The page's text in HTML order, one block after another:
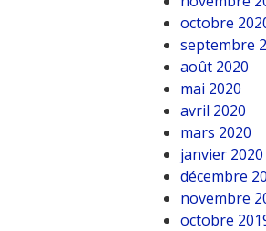
octobre
septembre
août 2020
mai 2020
avril 2020
mars 2020
janvier 2020
décembre
novembre
octobre